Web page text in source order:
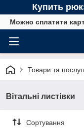
Купить
Можно сплатити
Товари та
Вітальні листівки
Сортування